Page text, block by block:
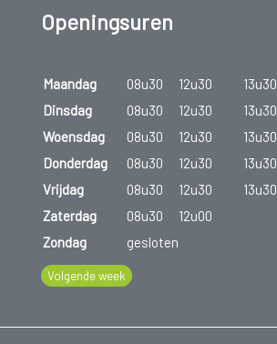
Openingsuren
Maandag 08u30 12u30 13u30
Dinsdag
08u30 12u30 13u30
Woensdag
08u30 12u30 13u30
Donderdag
08u30 12u30 13u30
Vrijdag
08u30 12u30 13u30
Zaterdag
08u30
12u00
Zondag
gesloten
Volgende week